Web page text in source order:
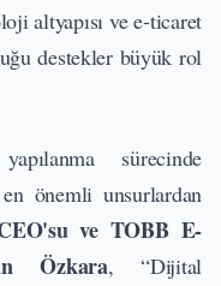
altyapısı ve e-ticaret
destekler büyük rol
sürecinde
en önemli unsurlardan
veTOBB E-
Özkara, “Dijital